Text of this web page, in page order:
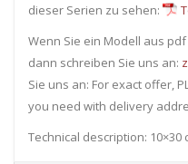
dieser Serien zu sehen:
Wenn Sie ein Modell aus
dann schreiben Sie uns an:
Sie uns an: For exact offer,
you need with delivery
Technical description: 10×30